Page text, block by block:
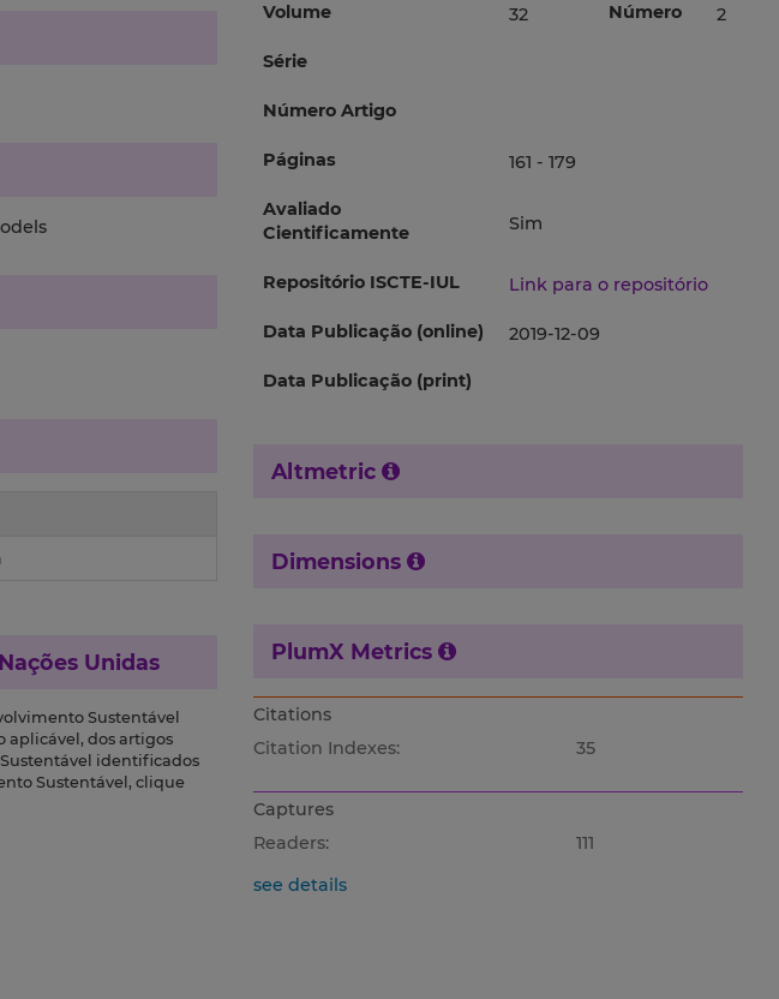
Unidas
Sustentável
aplicável, dos artigos
identificados
Sustentável, clique
Volume 32 Número 2
Série
Número Artigo
Páginas 161 - 179
Avaliado
Cientificamente
Sim
Repositório ISCTE-IUL Link para o repositório
Data Publicação (online) 2019-12-09
Data Publicação (print)
Altmetric
Dimensions
PlumX Metrics
Citations
Citation Indexes:
35
Captures
Readers:
111
see details